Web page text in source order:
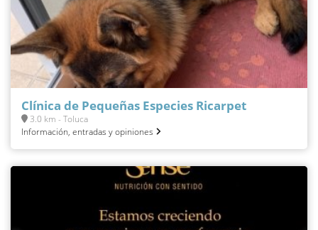
Clínica de Pequeñas Especies Ricarpet
3.0 km - Toluca
Información, entradas y opiniones